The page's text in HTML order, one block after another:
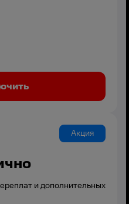
Акция
и дополнительных